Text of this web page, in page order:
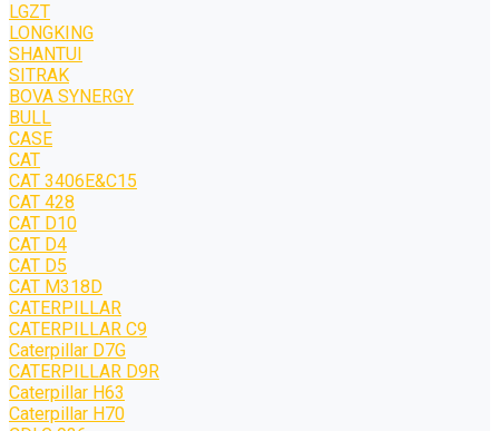
LGZT
LONGKING
SHANTUI
SITRAK
BOVA SYNERGY
BULL
CASE
CAT
CAT 3406E&C15
CAT 428
CAT D10
CAT D4
CAT D5
CAT M318D
CATERPILLAR
CATERPILLAR C9
Caterpillar D7G
CATERPILLAR D9R
Caterpillar H63
Caterpillar H70